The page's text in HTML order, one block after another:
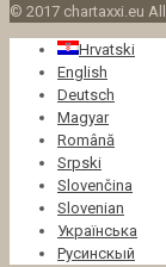
© 2017 chartaxxi.eu
Hrvatski
English
Deutsch
Magyar
Română
Srpski
Slovenčina
Slovenian
Українська
Русинскый